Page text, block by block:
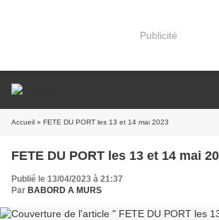
Publicité
Accueil » FETE DU PORT les 13 et 14 mai 2023
FETE DU PORT les 13 et 14 mai
Publié le 13/04/2023 à 21:37
Par BABORD A MURS